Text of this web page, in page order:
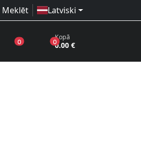
Meklēt Latviski
0produkti vēlmju sarakstā
0produkti grozā
Kopā
0.00 €